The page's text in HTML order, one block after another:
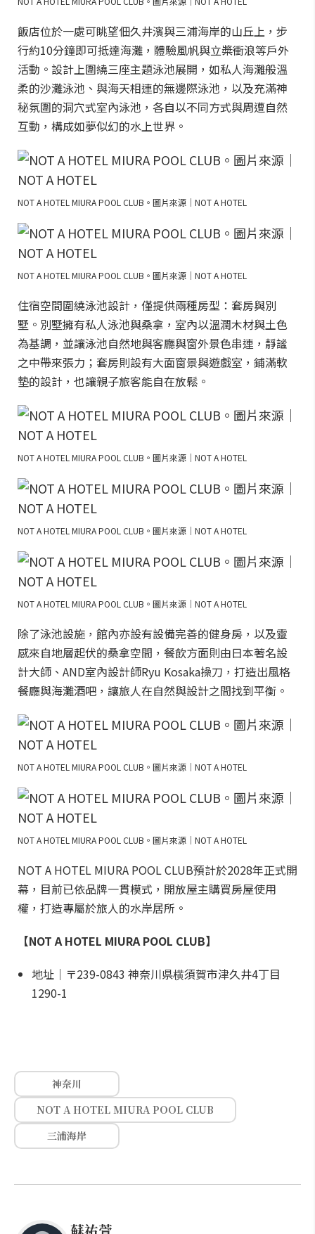
飯店位於一處可眺望佃久井濱與三浦海岸的山丘上，步
行約10分鐘即可抵達海灘，體驗風帆與立槳衝浪等戶外
活動。設計上圍繞三座主題泳池展開，如私人海灘般溫
柔的沙灘泳池、與海天相連的無邊際泳池，以及充滿神
秘氛圍的洞穴式室內泳池，各自以不同方式與周遭自然
互動，構成如夢似幻的水上世界。
NOT A HOTEL MIURA POOL CLUB。圖片來源｜NOT A HOTEL
NOT A HOTEL MIURA POOL CLUB。圖片來源｜NOT A HOTEL
住宿空間圍繞泳池設計，僅提供兩種房型：套房與別
墅。別墅擁有私人泳池與桑拿，室內以溫潤木材與土色
為基調，並讓泳池自然地與客廳與窗外景色串連，靜謐
之中帶來張力；套房則設有大面窗景與遊戲室，鋪滿軟
墊的設計，也讓親子旅客能自在放鬆。
NOT A HOTEL MIURA POOL CLUB。圖片來源｜NOT A HOTEL
NOT A HOTEL MIURA POOL CLUB。圖片來源｜NOT A HOTEL
NOT A HOTEL MIURA POOL CLUB。圖片來源｜NOT A HOTEL
除了泳池設施，館內亦設有設備完善的健身房，以及靈
感來自地層起伏的桑拿空間，餐飲方面則由日本著名設
計大師、AND室內設計師Ryu Kosaka操刀，打造出風格
餐廳與海灘酒吧，讓旅人在自然與設計之間找到平衡。
NOT A HOTEL MIURA POOL CLUB。圖片來源｜NOT A HOTEL
NOT A HOTEL MIURA POOL CLUB。圖片來源｜NOT A HOTEL
NOT A HOTEL MIURA POOL CLUB預計於2028年正式開
幕，目前已依品牌一貫模式，開放屋主購買房屋使用
權，打造專屬於旅人的水岸居所。
【NOT A HOTEL MIURA POOL CLUB】
地址｜〒239-0843 神奈川県横須賀市津久井4丁目
1290-1
神奈川
NOT A HOTEL MIURA POOL CLUB
三浦海岸